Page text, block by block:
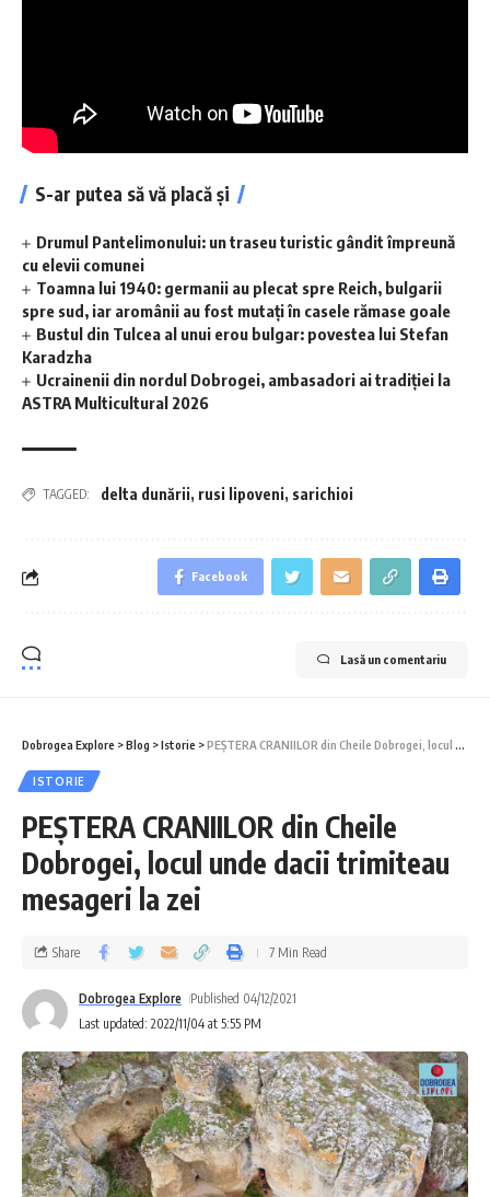
S-ar putea să vă placă și
Drumul Pantelimonului: un traseu turistic gândit împreună
cu elevii comunei
Toamna lui 1940: germanii au plecat spre Reich, bulgarii
spre sud, iar aromânii au fost mutați în casele rămase goale
Bustul din Tulcea al unui erou bulgar: povestea lui Stefan
Karadzha
Ucrainenii din nordul Dobrogei, ambasadori ai tradiției la
ASTRA Multicultural 2026
TAGGED: delta dunării, rusi lipoveni, sarichioi
Facebook
Lasă un comentariu
Dobrogea Explore >Blog >Istorie >PEȘTERA CRANIILOR din Cheile Dobrogei, locul unde dacii trimiteau mesageri la zei
ISTORIE
PEȘTERA CRANIILOR din Cheile
Dobrogei, locul unde dacii trimiteau
mesageri la zei
Last updated: 2022/11/04 at 5:55 PM
Dobrogea Explore Published 04/12/2021
Share 7 Min Read